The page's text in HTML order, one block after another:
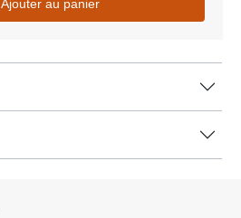
Ajouter au panier